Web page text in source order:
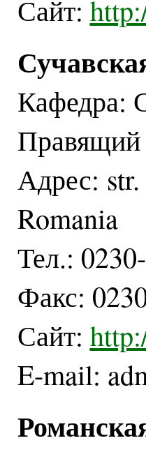
Сайт:
Кафедра:
Правящий
Адрес:
Romania
Тел.:
Факс:
Сайт:
E-mail: